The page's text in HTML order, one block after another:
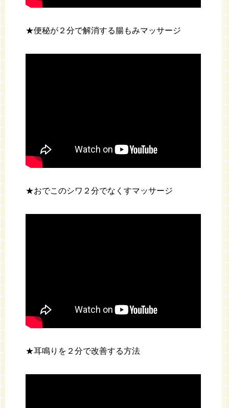
★便秘が２分で解消する腸もみマッサージ
★おでこのシワ２分でなくすマッサージ
★耳鳴りを２分で改善する方法